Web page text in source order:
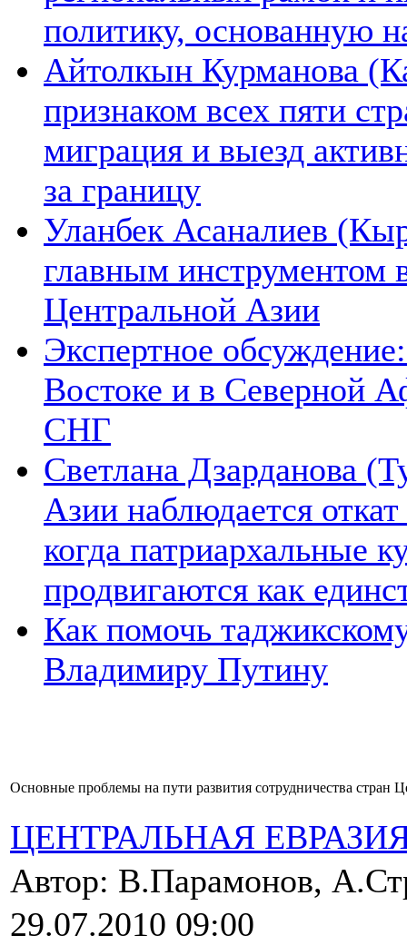
политику, основанную
Айтолкын Курманова
признаком всех пяти
миграция и выезд
за границу
Уланбек Асаналиев
главным инструментом
Центральной Азии
Экспертное
Востоке и в Северной
СНГ
Светлана Дзарданова
Азии наблюдается
когда патриархальные
продвигаются как
Как помочь
Владимиру Путину
Основные проблемы на пути развития сотрудничества
ЦЕНТРАЛЬНАЯ
Автор: В.Парамонов,
29.07.2010 09:00